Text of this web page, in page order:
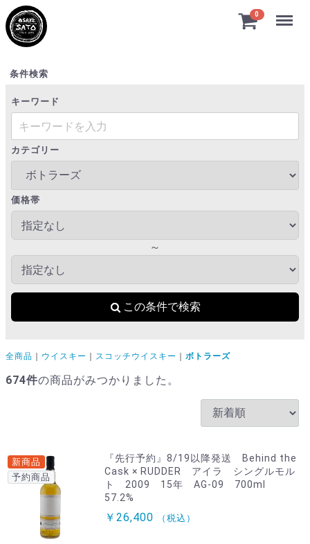
0 Menu
条件検索
キーワード
カテゴリー
価格帯
～
この条件で検索
全商品 ウイスキー スコッチウイスキー ボトラーズ
674件の商品がみつかりました。
新商品
予約商品
『先行予約』8/19以降発送 Behind the
Cask × RUDDER アイラ シングルモル
ト 2009 15年 AG-09 700ml
57.2%
￥26,400 （税込）